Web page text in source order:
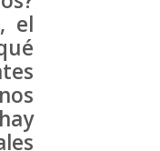
el